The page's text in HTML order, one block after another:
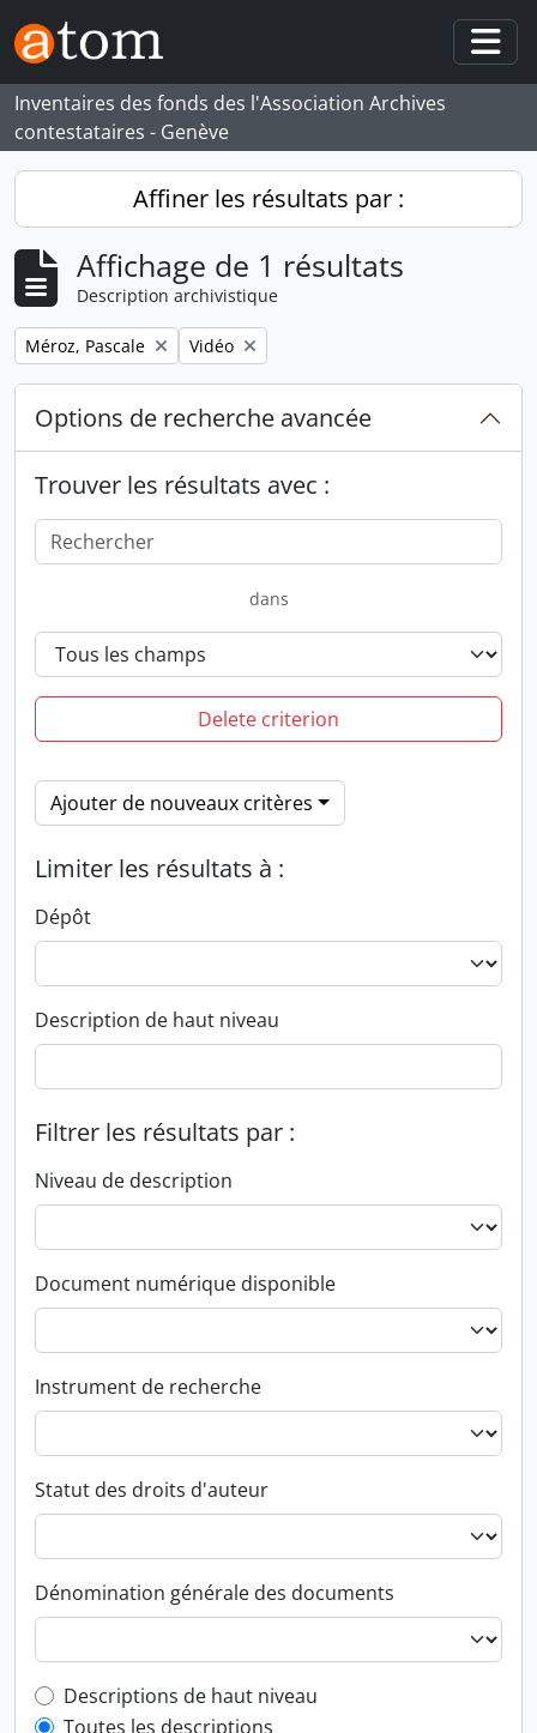
Skip to main content
Inventaires des fonds des l'Association Archives
contestataires - Genève
Affiner les résultats par :
Affichage de 1 résultats
Description archivistique
Remove filter:
Méroz, Pascale Remove filter:
Vidéo
Options de recherche avancée
Trouver les résultats avec :
dans
Delete criterion
Ajouter de nouveaux critères
Limiter les résultats à :
Dépôt
Description de haut niveau
Filtrer les résultats par :
Niveau de description
Document numérique disponible
Instrument de recherche
Statut des droits d'auteur
Dénomination générale des documents
Top-level description filter
Descriptions de haut niveau
Toutes les descriptions